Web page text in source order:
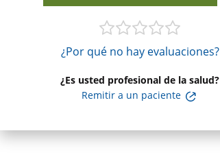
¿Por qué no hay evaluaciones?
¿Es usted profesional de la salud?
Remitir a un paciente